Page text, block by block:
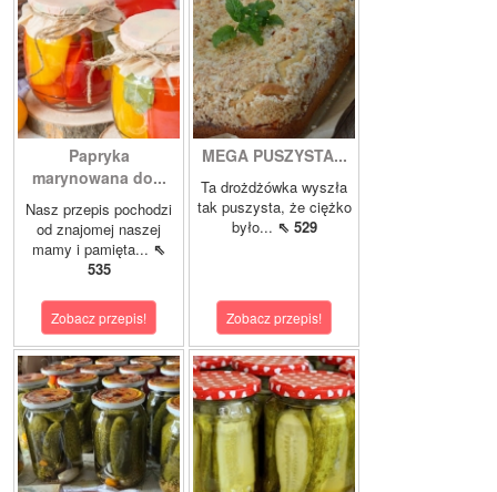
Papryka
marynowana do...
Nasz przepis pochodzi
od znajomej naszej
mamy i pamięta... ⇖
535
Zobacz przepis!
MEGA PUSZYSTA...
Ta drożdżówka wyszła
tak puszysta, że ciężko
było... ⇖ 529
Zobacz przepis!